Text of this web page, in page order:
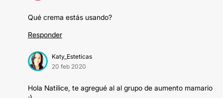
Qué crema estás usando?
Responder
Katy_Esteticas
20 feb 2020
Hola Natilice, te agregué al al grupo de aumento mamario